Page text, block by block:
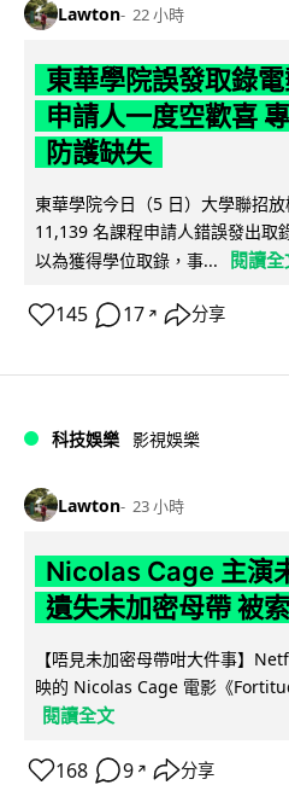
Lawton 22 小時
東華學院誤發取錄
申請人一度空歡喜
防護缺失
東華學院今日（5 日）大學聯招
11,139 名課程申請人錯誤發出取
以為獲得學位取錄，事...
閱讀全
145 17 ↗ 分享
科技娛樂 影視娛樂
Lawton 23 小時
Nicolas Cage 主演
遺失未加密母帶 被
【唔見未加密母帶咁大件事】
映的 Nicolas Cage 電影《
閱讀全文
168 9 ↗ 分享